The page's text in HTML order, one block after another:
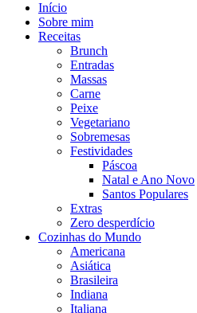
Início
Sobre mim
Receitas
Brunch
Entradas
Massas
Carne
Peixe
Vegetariano
Sobremesas
Festividades
Páscoa
Natal e Ano Novo
Santos Populares
Extras
Zero desperdício
Cozinhas do Mundo
Americana
Asiática
Brasileira
Indiana
Italiana